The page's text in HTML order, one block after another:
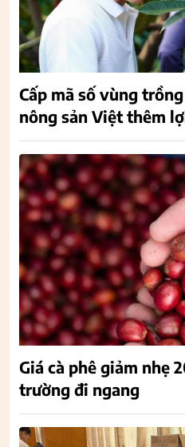
Cấp mã số vùng
nông sản Việt thêm
Giá cà phê giảm nhẹ
trường đi ngang